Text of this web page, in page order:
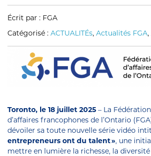
Écrit par : FGA
Catégorisé : ACTUALITÉs, Actualités FGA,
Toronto, le 18 juillet 2025 – La
d’affaires francophones de l’Ontario
dévoiler sa toute nouvelle série vidéo
entrepreneurs ont du talent», une
mettre en lumière la richesse, la